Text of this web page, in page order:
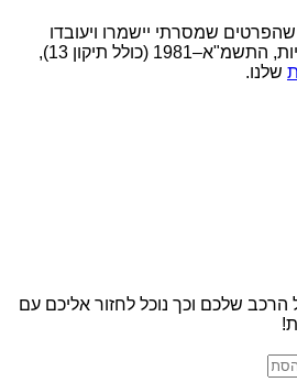
שמסרתי יישמרו ויעובדו
בהתאם לחוק הגנת הפרטיות, התשמ"א–1981 (כולל תיקון 13),
שלנו.
שלכם וכך נוכל לחזור אליכם עם